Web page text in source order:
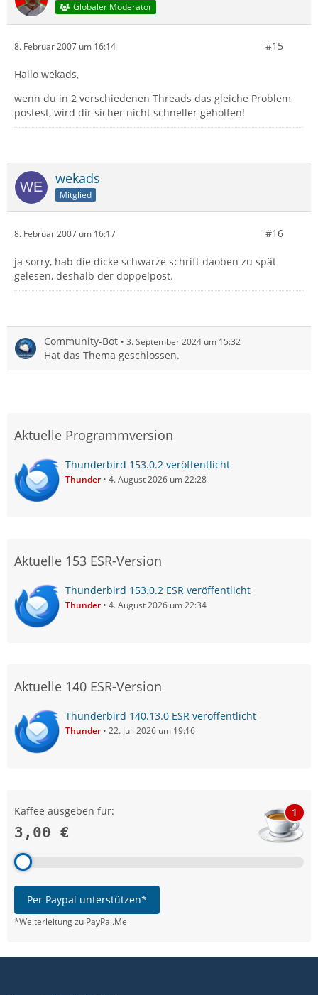
Globaler Moderator
8. Februar 2007 um 16:14 #15
Hallo wekads,
wenn du in 2 verschiedenen Threads das gleiche Problem
postest, wird dir sicher nicht schneller geholfen!
wekads
Mitglied
8. Februar 2007 um 16:17 #16
ja sorry, hab die dicke schwarze schrift daoben zu spät
gelesen, deshalb der doppelpost.
Community-Bot 3. September 2024 um 15:32
Hat das Thema geschlossen.
Aktuelle Programmversion
Thunderbird 153.0.2 veröffentlicht
Thunder 4. August 2026 um 22:28
Aktuelle 153 ESR-Version
Thunderbird 153.0.2 ESR veröffentlicht
Thunder 4. August 2026 um 22:34
Aktuelle 140 ESR-Version
Thunderbird 140.13.0 ESR veröffentlicht
Thunder 22. Juli 2026 um 19:16
Kaffee ausgeben für:
3,00 €
1
Per Paypal unterstützen*
*Weiterleitung zu PayPal.Me